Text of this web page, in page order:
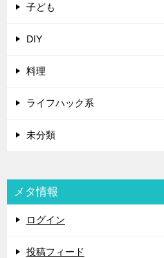
子ども
DIY
料理
ライフハック系
未分類
メタ情報
ログイン
投稿フィード